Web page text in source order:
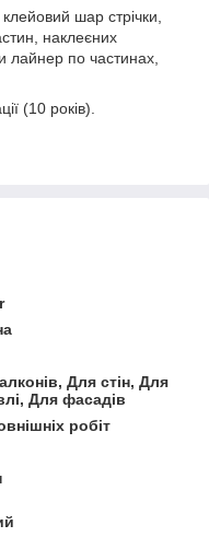
шар стрічки,
наклеєних
лайнер по частинах,
(10 років).
Для стін, Для
Для фасадів
робіт